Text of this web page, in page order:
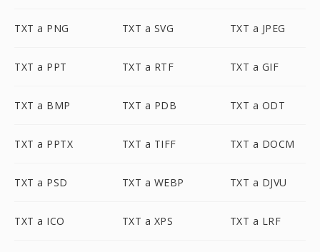
TXT a PNG TXT a SVG TXT a JPEG
TXT a PPT TXT a RTF TXT a GIF
TXT a BMP TXT a PDB TXT a ODT
TXT a PPTX TXT a TIFF TXT a DOCM
TXT a PSD TXT a WEBP TXT a DJVU
TXT a ICO TXT a XPS TXT a LRF